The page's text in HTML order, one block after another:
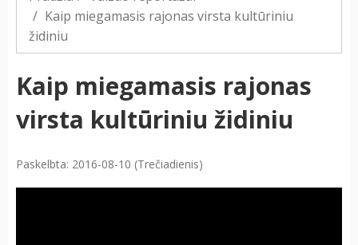
Kaip miegamasis rajonas virsta kultūriniu
židiniu
Kaip miegamasis rajonas
virsta kultūriniu židiniu
Paskelbta: 2016-08-10 (Trečiadienis)